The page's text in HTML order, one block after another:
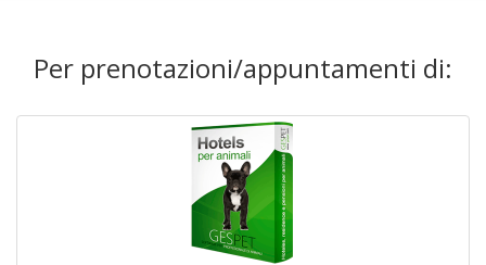
Per prenotazioni/appuntamenti di: